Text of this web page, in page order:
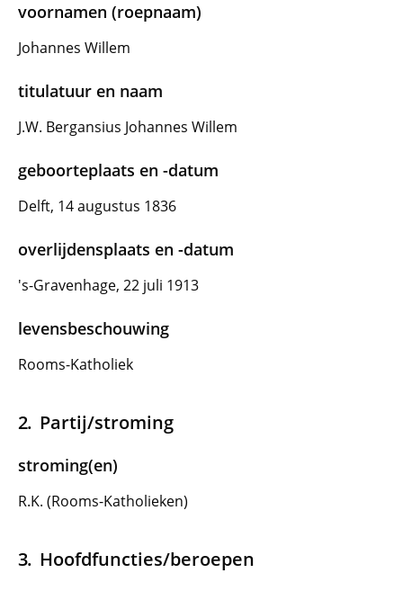
voornamen (roepnaam)
Johannes Willem
titulatuur en naam
J.W. Bergansius Johannes Willem
geboorteplaats en -datum
Delft, 14 augustus 1836
overlijdensplaats en -datum
's-Gravenhage, 22 juli 1913
levensbeschouwing
Rooms-Katholiek
Partij/stroming
stroming(en)
R.K. (Rooms-Katholieken)
Hoofdfuncties/beroepen